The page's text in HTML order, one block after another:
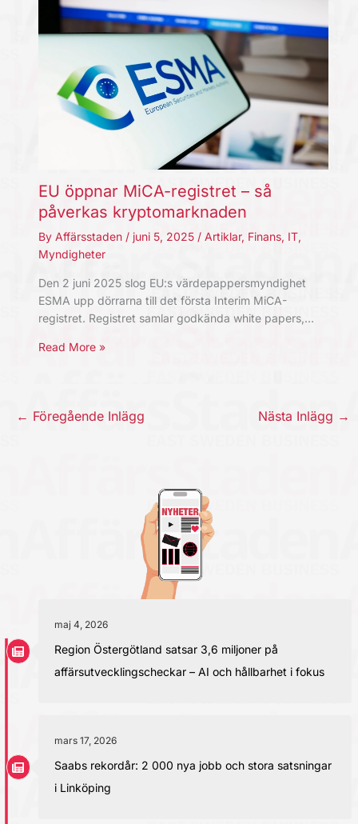
EU öppnar MiCA-registret – så
påverkas kryptomarknaden
By Affärsstaden / juni 5, 2025 / Artiklar, Finans, IT,
Myndigheter
Den 2 juni 2025 slog EU:s värdepappersmyndighet
ESMA upp dörrarna till det första Interim MiCA-
registret. Registret samlar godkända white papers,…
Read More »
← Föregående Inlägg Nästa Inlägg →
maj 4, 2026
Region Östergötland satsar 3,6 miljoner på
affärsutvecklingscheckar – AI och hållbarhet i fokus
mars 17, 2026
Saabs rekordår: 2 000 nya jobb och stora satsningar
i Linköping